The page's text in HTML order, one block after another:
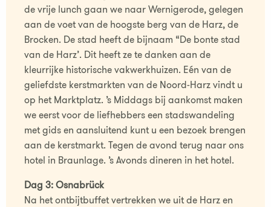
de vrije lunch gaan we naar Wernigerode, gelegen
aan de voet van de hoogste berg van de Harz, de
Brocken. De stad heeft de bijnaam “De bonte stad
van de Harz’. Dit heeft ze te danken aan de
kleurrijke historische vakwerkhuizen. Eén van de
geliefdste kerstmarkten van de Noord-Harz vindt u
op het Marktplatz. ’s Middags bij aankomst maken
we eerst voor de liefhebbers een stadswandeling
met gids en aansluitend kunt u een bezoek brengen
aan de kerstmarkt. Tegen de avond terug naar ons
hotel in Braunlage. ’s Avonds dineren in het hotel.
Dag 3: Osnabrück
Na het ontbijtbuffet vertrekken we uit de Harz en